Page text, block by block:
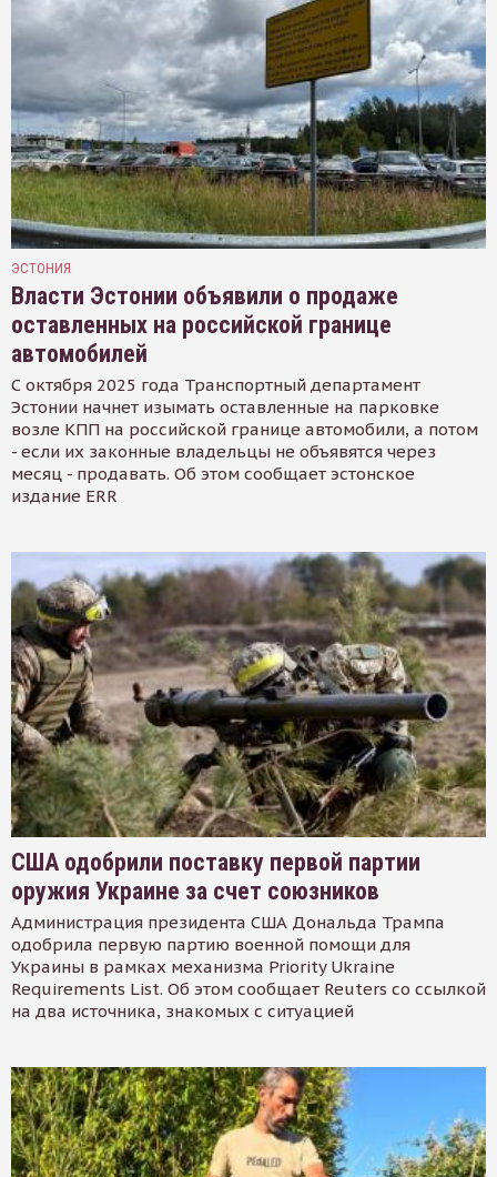
ЭСТОНИЯ
Власти Эстонии объявили о продаже
оставленных на российской границе
автомобилей
С октября 2025 года Транспортный департамент
Эстонии начнет изымать оставленные на парковке
возле КПП на российской границе автомобили, а потом
- если их законные владельцы не объявятся через
месяц - продавать. Об этом сообщает эстонское
издание ERR
США одобрили поставку первой партии
оружия Украине за счет союзников
Администрация президента США Дональда Трампа
одобрила первую партию военной помощи для
Украины в рамках механизма Priority Ukraine
Requirements List. Об этом сообщает Reuters со ссылкой
на два источника, знакомых с ситуацией